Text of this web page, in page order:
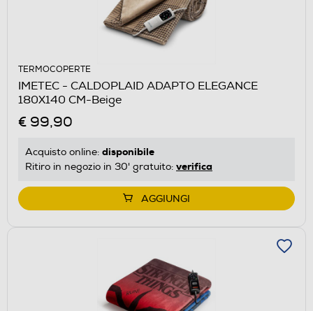
TERMOCOPERTE
IMETEC - CALDOPLAID ADAPTO ELEGANCE
180X140 CM-Beige
€ 99,90
Acquisto online: disponibile
Ritiro in negozio in 30' gratuito: verifica
AGGIUNGI